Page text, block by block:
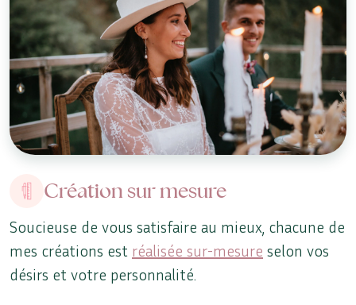
Création sur mesure
Soucieuse de vous satisfaire au mieux, chacune de
mes créations est réalisée sur-mesure selon vos
désirs et votre personnalité.